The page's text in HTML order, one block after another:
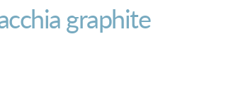
graphite